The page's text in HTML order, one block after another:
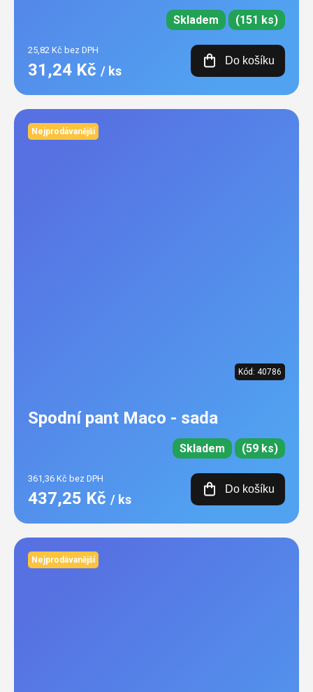
Skladem (151 ks)
25,82 Kč bez DPH
31,24 Kč / ks
Do košíku
Nejprodávanější
Kód: 40786
Spodní pant Maco - sada
Skladem (59 ks)
361,36 Kč bez DPH
437,25 Kč / ks
Do košíku
Nejprodávanější